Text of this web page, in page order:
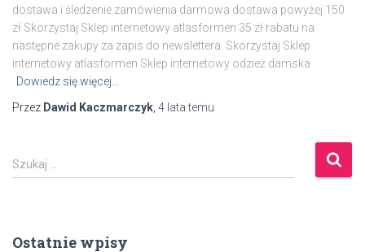
dostawa i śledzenie zamówienia darmowa dostawa powyżej 150
zł Skorzystaj Sklep internetowy atlasformen 35 zł rabatu na
następne zakupy za zapis do newslettera. Skorzystaj Sklep
internetowy atlasformen Sklep internetowy odzież damska
Dowiedz się więcej…
Przez Dawid Kaczmarczyk, 4 latatemu
S
z
j
Szukaj …
Ostatnie wpisy